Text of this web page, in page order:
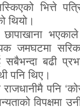
भित्ते
थियो।
जमघटमा
सबैभन्दा बढी
पनि थिए।
पनि
विपक्षमा